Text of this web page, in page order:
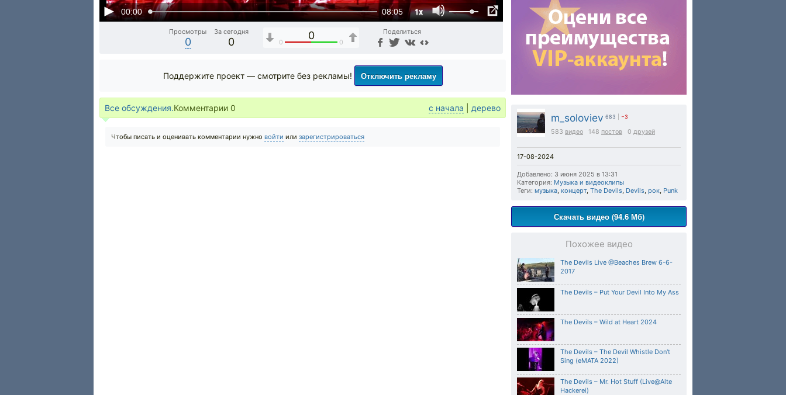
00:00 08:05 1x
Просмотры
0
За сегодня
0
0
0 0
Поделиться
m_soloviev 683 −3
583 видео 148 постов 0 друзей
17-08-2024
Добавлено: 3 июня 2025 в 13:31
Категория: Музыка и видеоклипы
Теги: музыка, концерт, The Devils, Devils, рок, Punk
Скачать видео (94.6 Мб)
Похожее видео
The Devils Live @Beaches Brew 6-6-
2017
The Devils – Put Your Devil Into My Ass
The Devils – Wild at Heart 2024
The Devils – The Devil Whistle Don't
Sing (eMATA 2022)
The Devils – Mr. Hot Stuff (Live@Alte
Hackerei)
Поддержите проект — смотрите без рекламы! Отключить рекламу
Все обсуждения.Комментарии 0 с начала дерево
Чтобы писать и оценивать комментарии нужно войти или зарегистрироваться